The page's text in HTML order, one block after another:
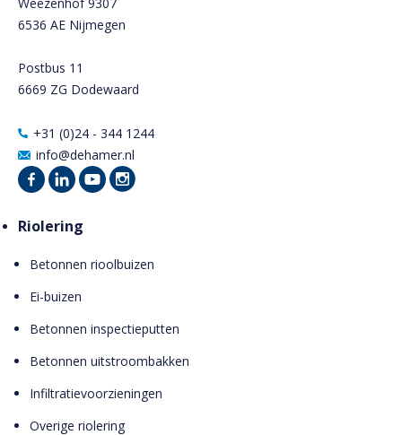
6536 AE Nijmegen
Postbus 11
6669 ZG Dodewaard
+31 (0)24 - 344 1244
info@dehamer.nl
Riolering
Betonnen rioolbuizen
Ei-buizen
Betonnen inspectieputten
Betonnen uitstroombakken
Infiltratievoorzieningen
Overige riolering